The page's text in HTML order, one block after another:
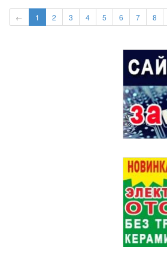
← 1 2 3 4 5 6 7 8